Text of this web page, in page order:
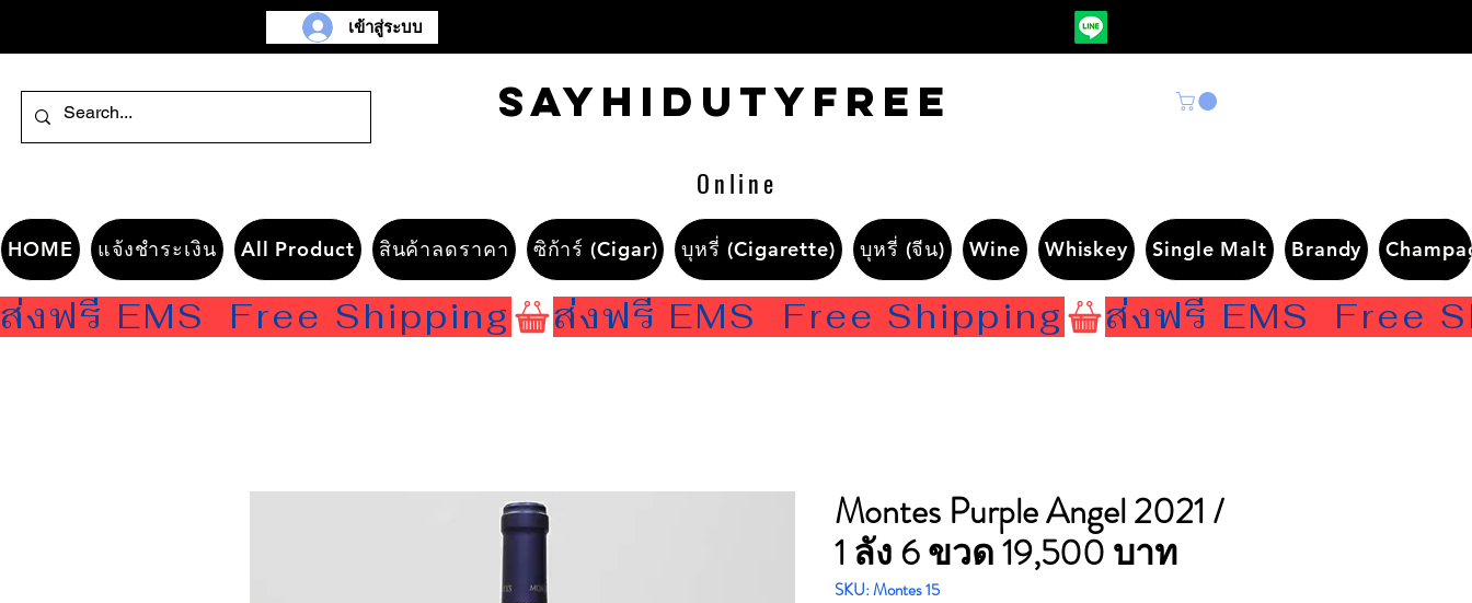
เข้าสู่ระบบ
Sayhidutyfree
Online
HOME แจ้งชำระเงิน All Product สินค้าลดราคา ซิก้าร์ (Cigar) บุหรี่ (Cigarette) บุหรี่ (จีน) Wine Whiskey Single Malt Brandy
ส่งฟรี EMS  Free Shipping
Montes Purple Angel 2021 /
1 ลัง 6 ขวด 19,500 บาท
SKU: Montes 15